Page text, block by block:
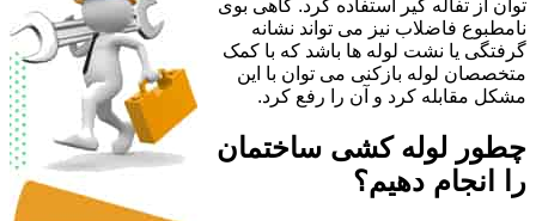
توان از تفاله گیر استفاده کرد. گاهی بوی
نامطبوع فاضلاب نیز می تواند نشانه
گرفتگی یا نشت لوله ها باشد که با کمک
متخصصان لوله بازکنی می توان با این
مشکل مقابله کرد و آن را رفع کرد.
چطور لوله کشی ساختمان
را انجام دهیم؟